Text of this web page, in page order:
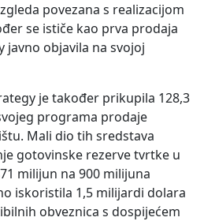
povezana s realizacijom
se ističe kao prva prodaja
javno objavila na svojoj
je također prikupila 128,3
programa prodaje
Mali dio tih sredstava
gotovinske rezerve tvrtke u
milijun na 900 milijuna
iskoristila 1,5 milijardi dolara
obveznica s dospijećem